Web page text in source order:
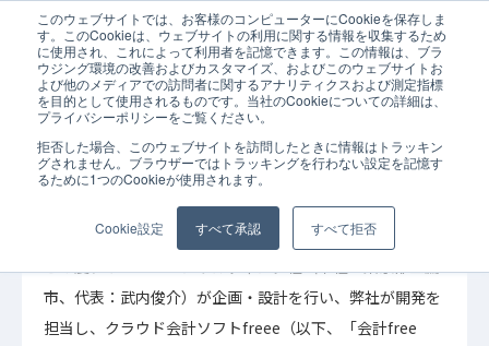
このウェブサイトでは、お客様のコンピューターにCookieを保存しま
す。このCookieは、ウェブサイトの利用に関する情報を収集するため
に使用され、これによって利用者を記憶できます。この情報は、ブラ
ウジング環境の改善およびカスタマイズ、およびこのウェブサイトお
よび他のメディアでの訪問者に関するアナリティクスおよび測定指標
を目的として使用されるものです。当社のCookieについての詳細は、
プライバシーポリシーをご覧ください。
拒否した場合、このウェブサイトを訪問したときに情報はトラッキン
グされません。ブラウザーではトラッキングを行わない設定を記憶す
るために1つのCookieが使用されます。
Cookie設定 すべて承認 すべて拒否
ホーム お知らせ 「PCA固定資産 to freee（β）」をリリース
2021年01月27日 お知らせ
「PCA固定資産 to freee（β）」をリリース
この度、リベロ・コンサルティング社（本社：東京都三鷹
市、代表：武内俊介）が企画・設計を行い、弊社が開発を
担当し、クラウド会計ソフトfreee（以下、「会計free